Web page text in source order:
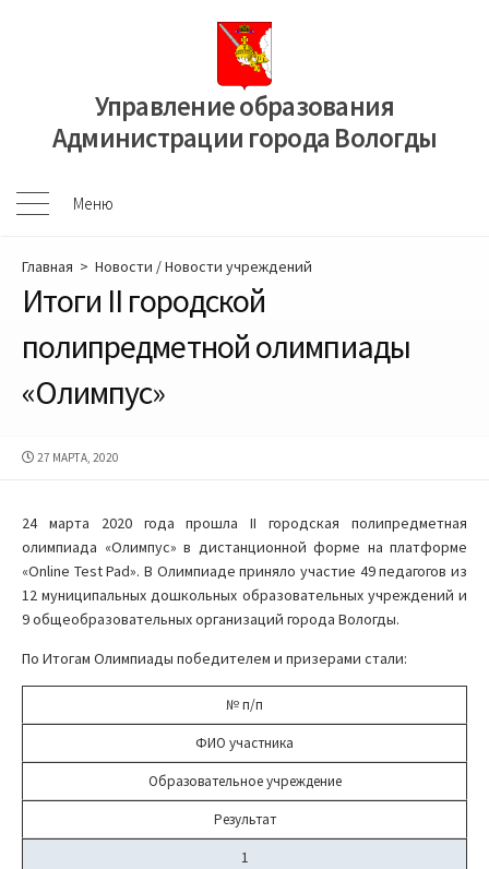
Управление образования
Администрации города Вологды
Меню
Меню
Главная > Новости /Новости учреждений
Итоги II городской
полипредметной олимпиады
«Олимпус»
ДАТА
27 МАРТА, 2020
24 марта 2020 года прошла II городская полипредметная
олимпиада «Олимпус» в дистанционной форме на платформе
«Online Test Pad». В Олимпиаде приняло участие 49 педагогов из
12 муниципальных дошкольных образовательных учреждений и
9 общеобразовательных организаций города Вологды.
По Итогам Олимпиады победителем и призерами стали:
№ п/п
ФИО участника
Образовательное учреждение
Результат
1